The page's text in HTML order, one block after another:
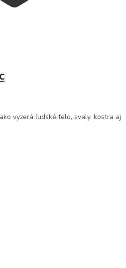
vyzerá ľudské telo, svaly, kostra aj